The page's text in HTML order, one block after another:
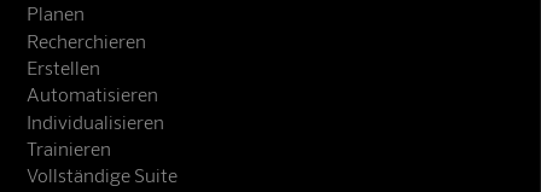
Planen
Recherchieren
Erstellen
Automatisieren
Individualisieren
Trainieren
Vollständige Suite